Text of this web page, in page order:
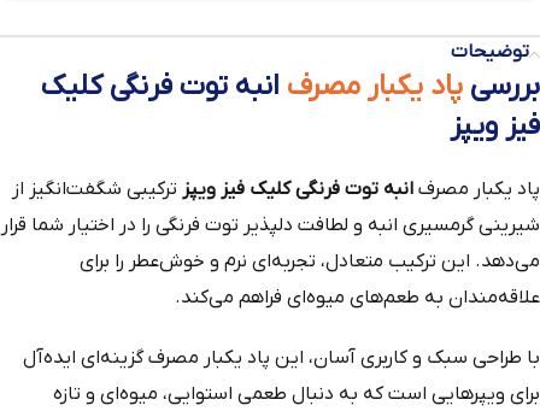
توضیحات
بررسی پاد یکبار مصرف انبه توت فرنگی کلیک
فیز ویپز
پاد یکبار مصرف انبه توت فرنگی کلیک فیز ویپز ترکیبی شگفت‌انگیز از
شیرینی گرمسیری انبه و لطافت دلپذیر توت فرنگی را در اختیار شما قرار
می‌دهد. این ترکیب متعادل، تجربه‌ای نرم و خوش‌عطر را برای
علاقه‌مندان به طعم‌های میوه‌ای فراهم می‌کند.
با طراحی سبک و کاربری آسان، این پاد یکبار مصرف گزینه‌ای ایده‌آل
برای ویپرهایی است که به دنبال طعمی استوایی، میوه‌ای و تازه